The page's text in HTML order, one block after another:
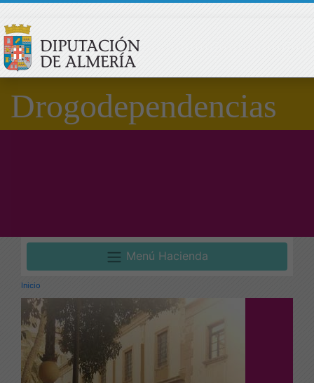
Drogodependencias
Menú Hacienda
Inicio